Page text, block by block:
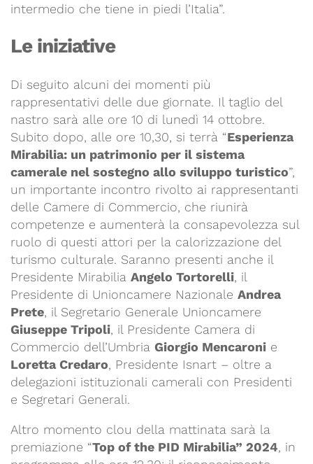
intermedio che tiene in piedi l’Italia”.
Le iniziative
Di seguito alcuni dei momenti più
rappresentativi delle due giornate. Il taglio del
nastro sarà alle ore 10 di lunedì 14 ottobre.
Subito dopo, alle ore 10,30, si terrà “Esperienza
Mirabilia: un patrimonio per il sistema
camerale nel sostegno allo sviluppo turistico”,
un importante incontro rivolto ai rappresentanti
delle Camere di Commercio, che riunirà
competenze e aumenterà la consapevolezza sul
ruolo di questi attori per la calorizzazione del
turismo culturale. Saranno presenti anche il
Presidente Mirabilia Angelo Tortorelli, il
Presidente di Unioncamere Nazionale Andrea
Prete, il Segretario Generale Unioncamere
Giuseppe Tripoli, il Presidente Camera di
Commercio dell’Umbria Giorgio Mencaroni e
Loretta Credaro, Presidente Isnart – oltre a
delegazioni istituzionali camerali con Presidenti
e Segretari Generali.
Altro momento clou della mattinata sarà la
premiazione “Top of the PID Mirabilia” 2024, in